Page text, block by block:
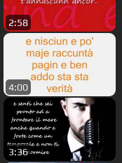
2:58
4:00
3:36